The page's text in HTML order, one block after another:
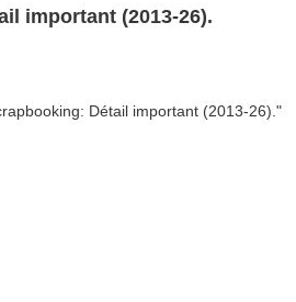
important (2013-26).